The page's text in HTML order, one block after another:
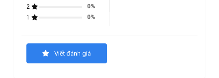
2
0%
1
0%
Viết đánh giá